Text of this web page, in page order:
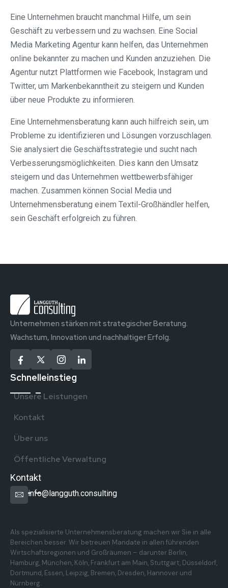
Eine Unternehmen braucht manchmal Hilfe, um sein
Geschäft zu verbessern und zu wachsen. Eine Social
Media Marketing Agentur kann helfen, das Unternehmen
online bekannter zu machen und Kunden anzuziehen. Die
Agentur nutzt Plattformen wie Facebook, Instagram und
Twitter, um Markenbekanntheit zu steigern und Kunden
über neue Produkte zu informieren.
Eine Unternehmensberatung kann auch hilfreich sein, um
Probleme zu identifizieren und Lösungen vorzuschlagen.
Sie analysiert die Geschäftsstrategie und sucht nach
Verbesserungsmöglichkeiten. Dies kann den Umsatz
steigern und das Unternehmen wettbewerbsfähiger
machen. Zusammen können Social Media und
Unternehmensberatung einem Textil-Großhändler helfen,
sein Geschäft erfolgreich zu führen.
Unternehmen stärken mit strategischer Beratung.
Wachstum, Innovation und nachhaltiger Erfolg.
Schnelleinstieg
Unsere Leistungen
Kontakt
Über uns
Öffentliche Verwaltung
Kontakt
info@langguth.consulting
Als spezialisierte Unternehmensberatung machen wir Sie in alle
Bereichen besser. Wir betreuen Mandate in allen führenden
Wirtschaftsregionen und Großräumen – darunter Berlin,
Hamburg, München, Köln, Frankfurt am Main, Stuttgart, Düsseldorf,
Dortmund, Essen, Leipzig, Bremen, Dresden, Hannover und
Nürnberg.